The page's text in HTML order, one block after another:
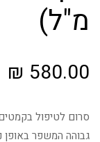
מ"ל)
580.00
₪
סרום לטיפול
גבוהה המשפר